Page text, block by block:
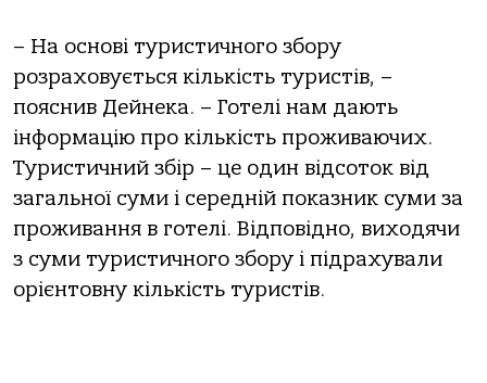
– На основі туристичного збору
розраховується кількість туристів, –
пояснив Дейнека. – Готелі нам дають
інформацію про кількість проживаючих.
Туристичний збір – це один відсоток від
загальної суми і середній показник суми за
проживання в готелі. Відповідно, виходячи
з суми туристичного збору і підрахували
орієнтовну кількість туристів.